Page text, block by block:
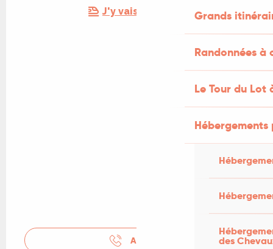
Grands
Randonnées
Le Tour du Lot
des
J'y vais en train !
APPELER